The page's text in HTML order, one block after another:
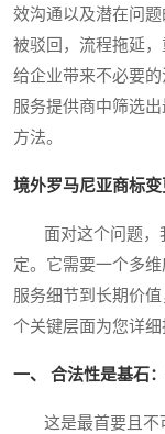
效沟通以及潜在问
被驳回，流程拖延，
给企业带来不必要
服务提供商中筛选
方法。
境外罗马尼亚商标变
面对这个问题，
定。它需要一个多
服务细节到长期价
个关键层面为您详细
一、 合法性是基石
这是最首要且不